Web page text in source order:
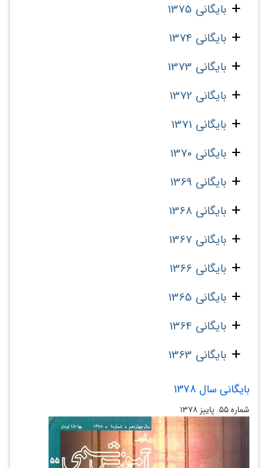
بایگانی 1375
بایگانی 1374
بایگانی 1373
بایگانی 1372
بایگانی 1371
بایگانی 1370
بایگانی 1369
بایگانی 1368
بایگانی 1367
بایگانی 1366
بایگانی 1365
بایگانی 1364
بایگانی 1363
بایگانی سال 1378
شماره ۵۵. پاییز ۱۳۷۸